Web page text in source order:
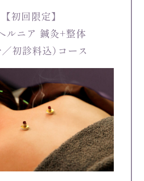
【初回限定】
ルニア 鍼灸+整体
／初診料込）コース